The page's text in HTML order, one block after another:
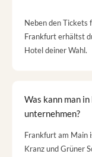
Neben den Tickets
Frankfurt erhältst
Hotel deiner Wahl.
Was kann man
unternehmen?
Frankfurt am Main
Kranz und Grüner